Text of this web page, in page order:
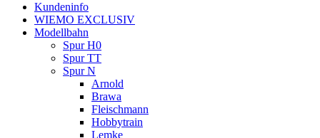
Kundeninfo
WIEMO EXCLUSIV
Modellbahn
Spur H0
Spur TT
Spur N
Arnold
Brawa
Fleischmann
Hobbytrain
Lemke